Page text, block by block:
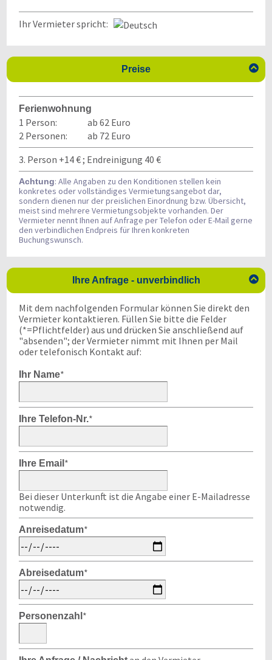
Ihr Vermieter spricht:
Preise 
Ferienwohnung
1 Person:
ab 62 Euro
2 Personen:
ab 72 Euro
3. Person +14 € ; Endreinigung 40 €
Achtung: Alle Angaben zu den Konditionen stellen kein
konkretes oder vollständiges Vermietungsangebot dar,
sondern dienen nur der preislichen Einordnung bzw. Übersicht,
meist sind mehrere Vermietungsobjekte vorhanden. Der
Vermieter nennt Ihnen auf Anfrage per Telefon oder E-Mail gerne
den verbindlichen Endpreis für Ihren konkreten
Buchungswunsch.
Ihre Anfrage - unverbindlich 
Mit dem nachfolgenden Formular können Sie direkt den
Vermieter kontaktieren. Füllen Sie bitte die Felder
(*=Pflichtfelder) aus und drücken Sie anschließend auf
"absenden"; der Vermieter nimmt mit Ihnen per Mail
oder telefonisch Kontakt auf:
Ihr Name*
Ihre Telefon-Nr.*
Ihre Email *
Bei dieser Unterkunft ist die Angabe einer E-Mailadresse
notwendig.
Anreisedatum*
Abreisedatum*
Personenzahl *